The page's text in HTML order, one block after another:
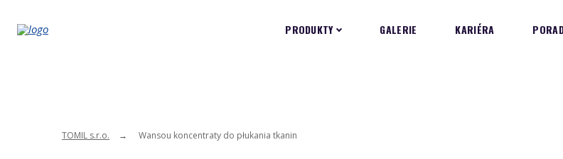
PRODUKTY GALERIE KARIÉRA
TOMIL s.r.o. Wansou koncentraty do płukania tkanin